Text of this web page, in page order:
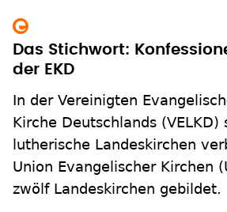
Das Stichwort:
der EKD
In der Vereinigten
Kirche Deutschlands (VELKD)
lutherische Landeskirchen
Union Evangelischer Kirchen
zwölf Landeskirchen gebildet.